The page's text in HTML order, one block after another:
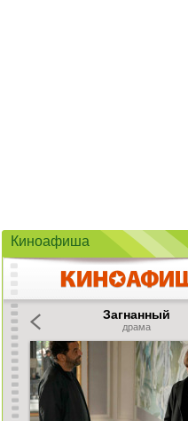
Киноафиша